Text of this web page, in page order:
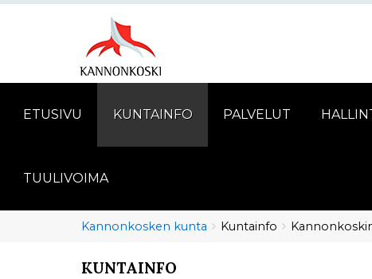
ETUSIVU KUNTAINFO PALVELUT
TUULIVOIMA
Murupolku
You
here:
Kannonkosken kunta Kuntainfo
You
KUNTAINFO